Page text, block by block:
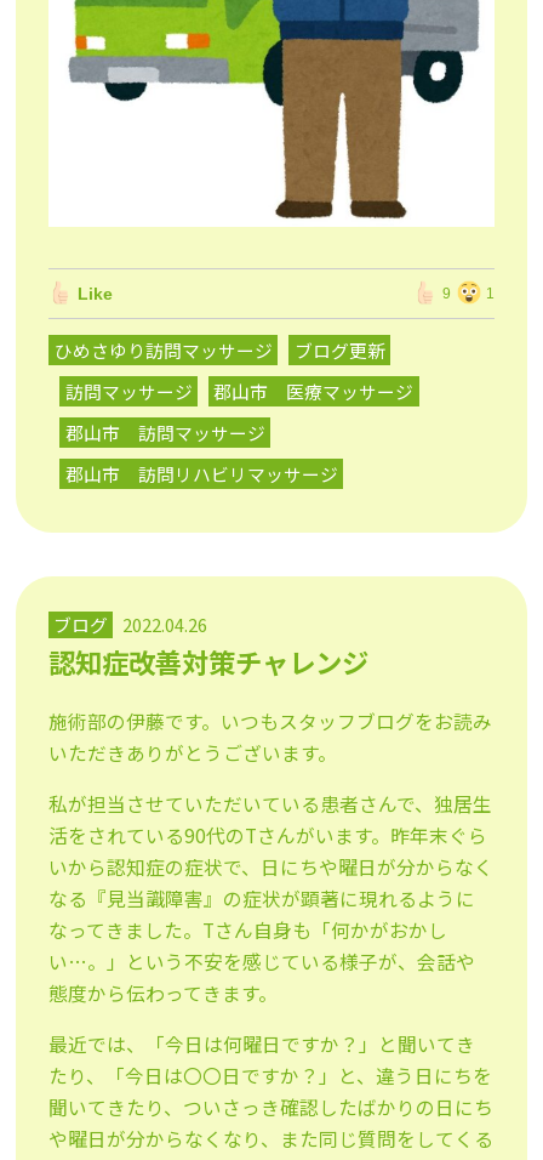
Like 9 1
ひめさゆり訪問マッサージ
ブログ更新
訪問マッサージ
郡山市 医療マッサージ
郡山市 訪問マッサージ
郡山市 訪問リハビリマッサージ
ブログ 2022.04.26
認知症改善対策チャレンジ
施術部の伊藤です。いつもスタッフブログをお読み
いただきありがとうございます。
私が担当させていただいている患者さんで、独居生
活をされている90代のTさんがいます。昨年末ぐら
いから認知症の症状で、日にちや曜日が分からなく
なる『見当識障害』の症状が顕著に現れるように
なってきました。Tさん自身も「何かがおかし
い…。」という不安を感じている様子が、会話や
態度から伝わってきます。
最近では、「今日は何曜日ですか？」と聞いてき
たり、「今日は〇〇日ですか？」と、違う日にちを
聞いてきたり、ついさっき確認したばかりの日にち
や曜日が分からなくなり、また同じ質問をしてくる